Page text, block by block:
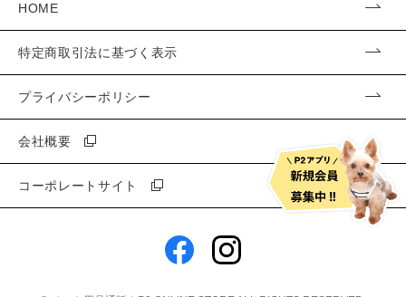
HOME
特定商取引法に基づく表示
プライバシーポリシー
会社概要
コーポレートサイト